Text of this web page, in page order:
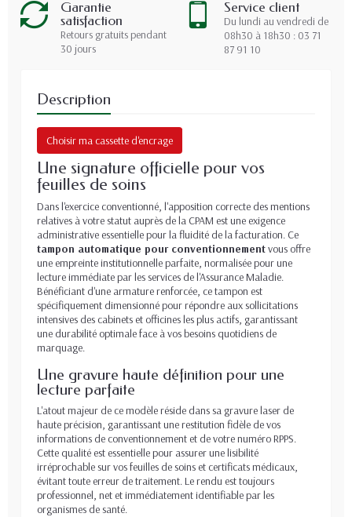
Garantie
satisfaction
Retours gratuits pendant
30 jours
Service client
Du lundi au vendredi de
08h30 à 18h30 : 03 71
87 91 10
Description
Choisir ma cassette d'encrage
Une signature officielle pour vos
feuilles de soins
Dans l'exercice conventionné, l'apposition correcte des mentions
relatives à votre statut auprès de la CPAM est une exigence
administrative essentielle pour la fluidité de la facturation. Ce
tampon automatique pour conventionnementvous offre
une empreinte institutionnelle parfaite, normalisée pour une
lecture immédiate par les services de l'Assurance Maladie.
Bénéficiant d'une armature renforcée, ce tampon est
spécifiquement dimensionné pour répondre aux sollicitations
intensives des cabinets et officines les plus actifs, garantissant
une durabilité optimale face à vos besoins quotidiens de
marquage.
Une gravure haute définition pour une
lecture parfaite
L'atout majeur de ce modèle réside dans sa gravure laser de
haute précision, garantissant une restitution fidèle de vos
informations de conventionnement et de votre numéro RPPS.
Cette qualité est essentielle pour assurer une lisibilité
irréprochable sur vos feuilles de soins et certificats médicaux,
évitant toute erreur de traitement. Le rendu est toujours
professionnel, net et immédiatement identifiable par les
organismes de santé.